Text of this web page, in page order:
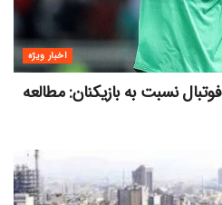
اخبار ویژه
نسبت به بازیکنان: مطالعه